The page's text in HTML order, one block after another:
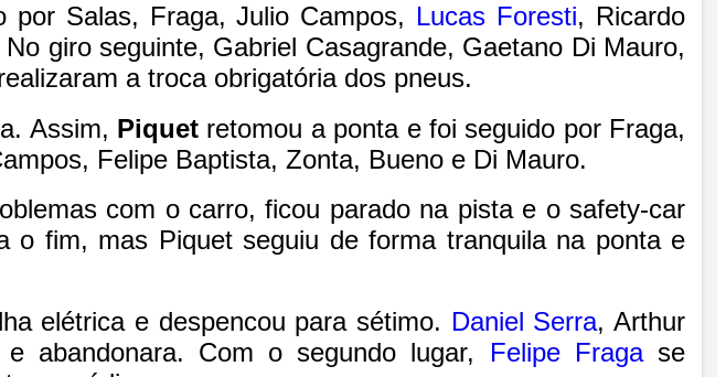
Salas, Fraga, Julio Campos, Lucas Foresti, Ricardo
giro seguinte, Gabriel Casagrande, Gaetano Di Mauro,
a troca obrigatória dos pneus.
Assim, Piquet retomou a ponta e foi seguido por Fraga,
Felipe Baptista, Zonta, Bueno e Di Mauro.
com o carro, ficou parado na pista e o safety-car
o fim, mas Piquet seguiu de forma tranquila na ponta e
elétrica e despencou para sétimo. Daniel Serra, Arthur
abandonara. Com o segundo lugar, Felipe Fragase